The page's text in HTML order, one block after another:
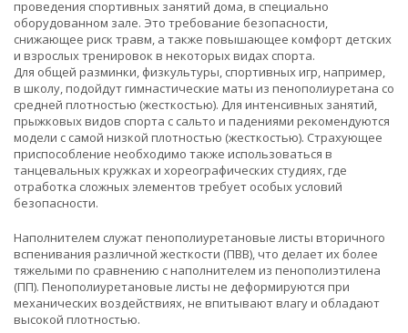
проведения спортивных занятий дома, в специально
оборудованном зале. Это требование безопасности,
снижающее риск травм, а также повышающее комфорт детских
и взрослых тренировок в некоторых видах спорта.
Для общей разминки, физкультуры, спортивных игр, например,
в школу, подойдут гимнастические маты из пенополиуретана со
средней плотностью (жесткостью). Для интенсивных занятий,
прыжковых видов спорта с сальто и падениями рекомендуются
модели с самой низкой плотностью (жесткостью). Страхующее
приспособление необходимо также использоваться в
танцевальных кружках и хореографических студиях, где
отработка сложных элементов требует особых условий
безопасности.
Наполнителем служат пенополиуретановые листы вторичного
вспенивания различной жесткости (ПВВ), что делает их более
тяжелыми по сравнению с наполнителем из пенополиэтилена
(ПП). Пенополиуретановые листы не деформируются при
механических воздействиях, не впитывают влагу и обладают
высокой плотностью.